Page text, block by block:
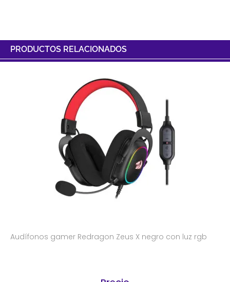
PRODUCTOS RELACIONADOS
Audífonos gamer Redragon Zeus X negro con luz rgb